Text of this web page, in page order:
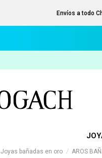
Envíos a todo
Joyas bañadas en oro AROS